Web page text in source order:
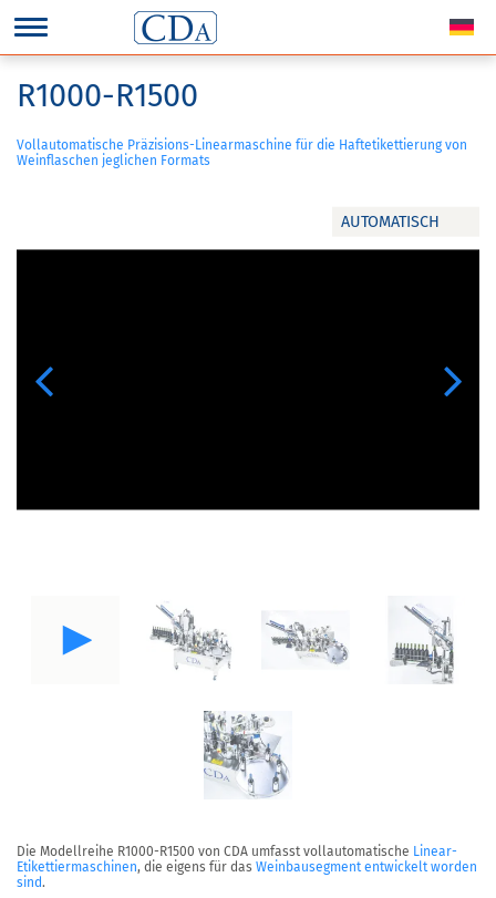
AUTOMATISCH
Previous Next
R1000-R1500
Vollautomatische Präzisions-Linearmaschine für die Haftetikettierung von
Weinflaschen jeglichen Formats
Die Modellreihe R1000-R1500 von CDA umfasst vollautomatische Linear-
Etikettiermaschinen, die eigens für das Weinbausegment entwickelt worden
sind.